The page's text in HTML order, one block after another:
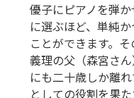
優子にピアノを弾
に選ぶほど、単純
ことができます。
義理の父（森宮さ
にも二十歳しか離
としての役割を果